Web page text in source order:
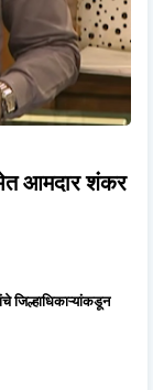
आमदार शंकर
जिल्हाधिकाऱ्यांकडून